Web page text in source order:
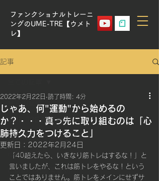
ファンクショナルトレーニ
ングのUME-TRE【ウメト
レ】
記事
全ての記事
UME-TRE METHOD
トレーニングメニュー
心肺持久力
Cardio（有酸素運動）
じゃあ、何"運動"から始めるの
か？・・・真っ先に取り組むのは「心
肺持久力をつけること」
2022年2月22日 読了時間: 4分
更新日： 2022年2月24日
「40超えたら、いきなり筋トレはするな！」と
言いましたが、これは筋トレをやるな！という
ことではありません。筋トレをメインにせずサ